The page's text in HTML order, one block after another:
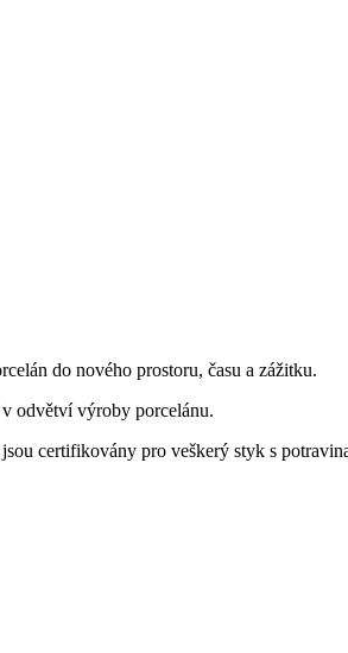
do nového prostoru, času a zážitku.
odvětví výroby porcelánu.
certifikovány pro veškerý styk s